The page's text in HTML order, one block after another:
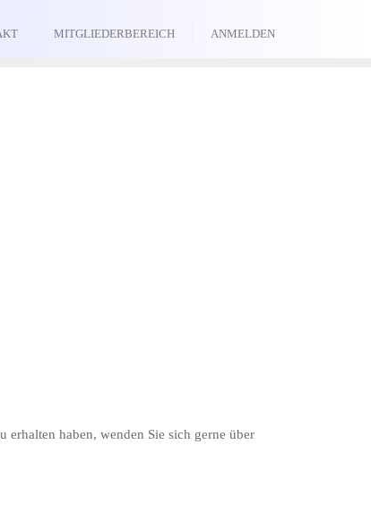
MITGLIEDERBEREICH ANMELDEN
haben, wenden Sie sich gerne über